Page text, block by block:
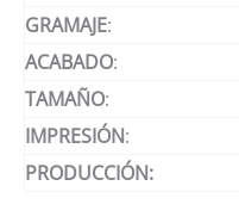
GRAMAJE:
ACABADO:
TAMAÑO:
IMPRESIÓN:
PRODUCCIÓN: